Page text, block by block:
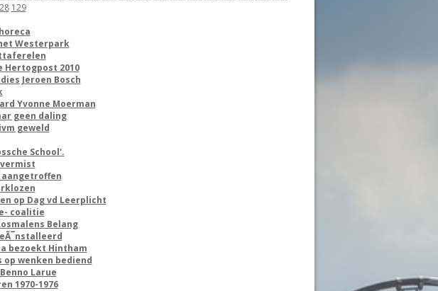
129
Westerpark
Hertogpost 2010
Jeroen Bosch
Yvonne Moerman
geen daling
geweld
School'.
vermist
aangetroffen
op Dag vd Leerplicht
coalitie
Belang
bezoekt Hintham
op wenken bediend
Larue
1970-1976